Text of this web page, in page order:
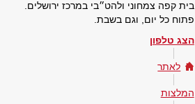
בית קפה צמחוני ולהט״בי במרכז ירושלים.
פתוח כל יום, וגם בשבת.
הצג טלפון
לאתר
המלצות